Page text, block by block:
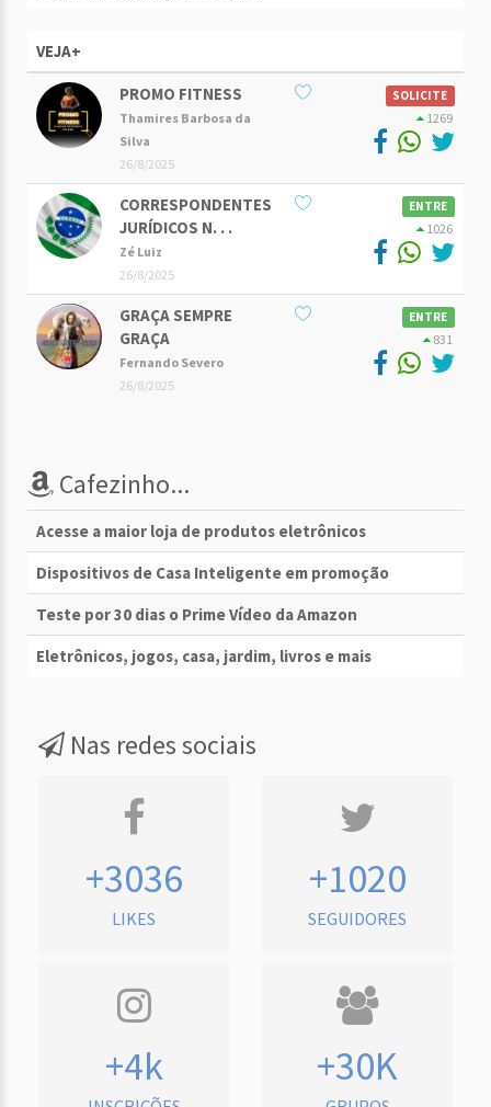
VEJA+
PROMO FITNESS
Thamires Barbosa da
Silva
26/8/2025
SOLICITE
1269
CORRESPONDENTES
JURÍDICOS N. . .
Zé Luiz
26/8/2025
ENTRE
1026
GRAÇA SEMPRE
GRAÇA
Fernando Severo
26/8/2025
ENTRE
831
Cafezinho...
Acesse a maior loja de produtos eletrônicos
Dispositivos de Casa Inteligente em promoção
Teste por 30 dias o Prime Vídeo da Amazon
Eletrônicos, jogos, casa, jardim, livros e mais
Nas redes sociais
+3036
LIKES
+1020
SEGUIDORES
+4k +30K